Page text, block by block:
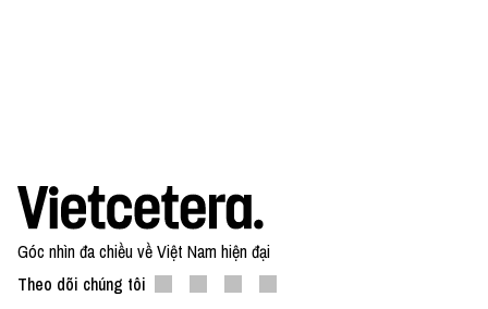
Góc nhìn đa chiều về Việt Nam hiện đại
Theo dõi chúng tôi